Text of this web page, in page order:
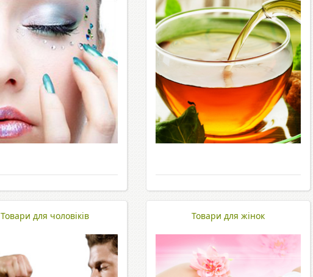
Товари для чоловіків Товари для жінок